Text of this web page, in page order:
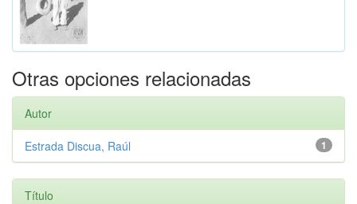
Otras opciones relacionadas
Autor
1
Estrada Discua, Raúl
Título